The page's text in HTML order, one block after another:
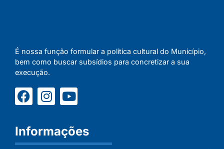
É nossa função formular a política cultural do Município,
bem como buscar subsídios para concretizar a sua
execução.
Informações